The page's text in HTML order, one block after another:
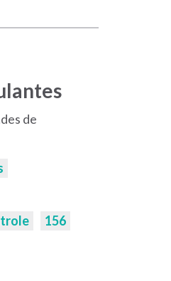
de
156